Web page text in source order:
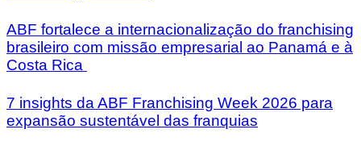
ABF fortalece a internacionalização do franchising
brasileiro com missão empresarial ao Panamá e à
Costa Rica
7 insights da ABF Franchising Week 2026 para
expansão sustentável das franquias